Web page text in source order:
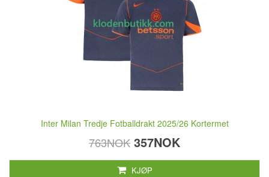
Inter Milan Tredje Fotballdrakt 2025/26 Kortermet
763NOK 357NOK
KJØP